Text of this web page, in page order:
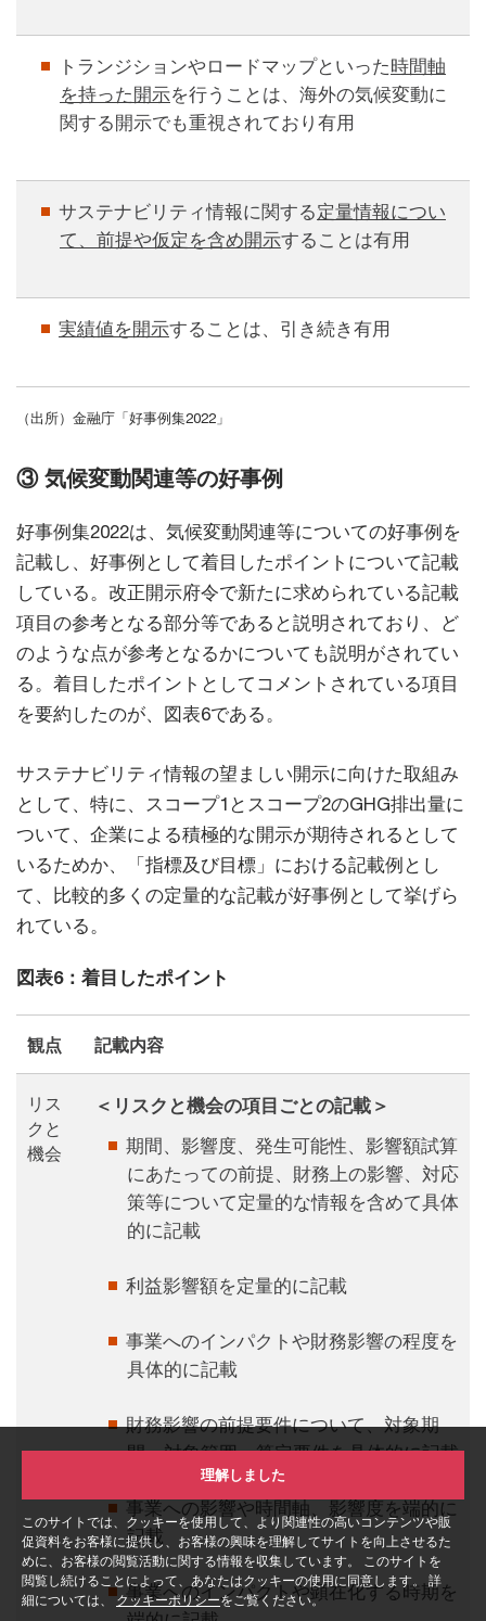
このサイトでは、クッキーを使用して、より関連性の高いコンテンツや販
促資料をお客様に提供し、お客様の興味を理解してサイトを向上させるた
めに、お客様の閲覧活動に関する情報を収集しています。 このサイトを
閲覧し続けることによって、あなたはクッキーの使用に同意します。 詳
細については、クッキーポリシーをご覧ください。
理解しました
トランジションやロードマップといった時間軸
を持った開示を行うことは、海外の気候変動に
関する開示でも重視されており有用
サステナビリティ情報に関する定量情報につい
て、前提や仮定を含め開示することは有用
実績値を開示することは、引き続き有用
（出所）金融庁「好事例集2022」
③ 気候変動関連等の好事例
好事例集2022は、気候変動関連等についての好事例を
記載し、好事例として着目したポイントについて記載
している。改正開示府令で新たに求められている記載
項目の参考となる部分等であると説明されており、ど
のような点が参考となるかについても説明がされてい
る。着目したポイントとしてコメントされている項目
を要約したのが、図表6である。
サステナビリティ情報の望ましい開示に向けた取組み
として、特に、スコープ1とスコープ2のGHG排出量に
ついて、企業による積極的な開示が期待されるとして
いるためか、「指標及び目標」における記載例とし
て、比較的多くの定量的な記載が好事例として挙げら
れている。
図表6：着目したポイント
観点 記載内容
リス
クと
機会
＜リスクと機会の項目ごとの記載＞
期間、影響度、発生可能性、影響額試算
にあたっての前提、財務上の影響、対応
策等について定量的な情報を含めて具体
的に記載
利益影響額を定量的に記載
事業へのインパクトや財務影響の程度を
具体的に記載
財務影響の前提要件について、対象期
間、対象範囲、算定要件を具体的に記載
事業への影響や時間軸、影響度を端的に
記載
事業へのインパクトや顕在化する時期を